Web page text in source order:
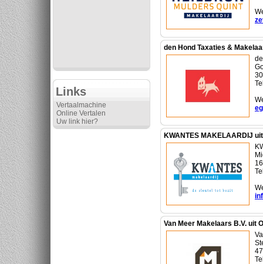
Links
Vertaalmachine
Online Vertalen
Uw link hier?
den Hond Taxaties &
KWANTES MAKELAARDIJ
Van Meer Makelaars B.V. uit